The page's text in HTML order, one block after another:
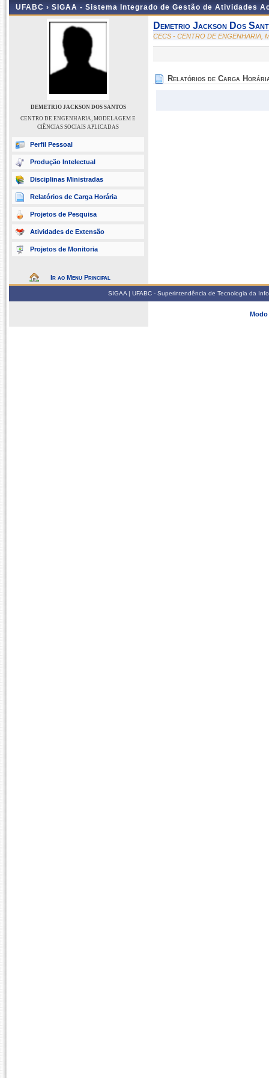
UFABC › SIGAA - Sistema Integrado de Gestão de Atividades
DEMETRIO JACKSON DOS SANTOS
CENTRO DE ENGENHARIA, MODELAGEM E
CIÊNCIAS SOCIAIS APLICADAS
Perfil Pessoal
Produção Intelectual
Disciplinas Ministradas
Relatórios de Carga Horária
Projetos de Pesquisa
Atividades de Extensão
Projetos de Monitoria
Ir ao Menu Principal
Demetrio Jackson Dos
CECS - CENTRO DE ENGENHARIA,
Relatórios de Carga
SIGAA | UFABC - Superintendência de Tecnologia da
Modo